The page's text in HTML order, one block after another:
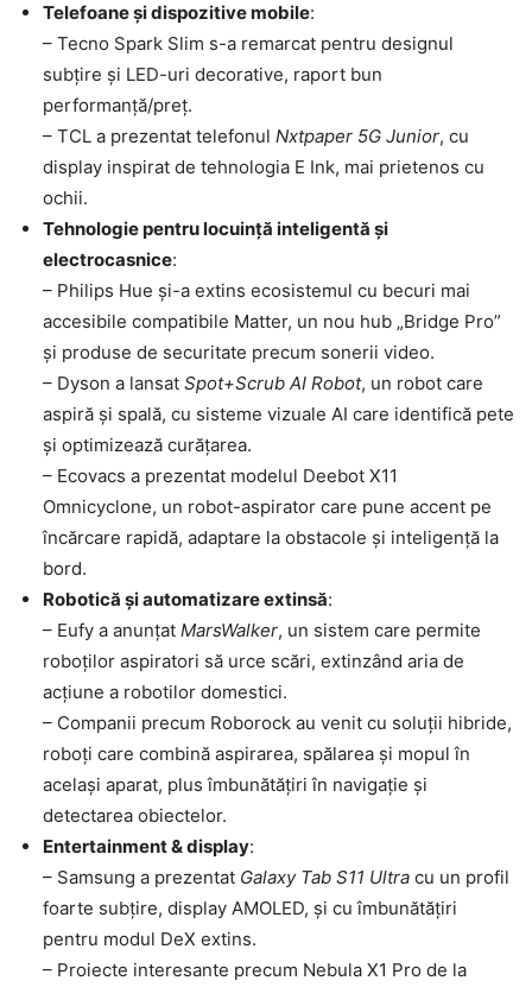
Telefoane și dispozitive mobile:
– Tecno Spark Slim s-a remarcat pentru designul
subțire și LED-uri decorative, raport bun
performanță/preț.
– TCL a prezentat telefonul Nxtpaper 5G Junior, cu
display inspirat de tehnologia E Ink, mai prietenos cu
ochii.
Tehnologie pentru locuință inteligentă și
electrocasnice:
– Philips Hue și-a extins ecosistemul cu becuri mai
accesibile compatibile Matter, un nou hub „Bridge Pro”
și produse de securitate precum sonerii video.
– Dyson a lansat Spot+Scrub AI Robot, un robot care
aspiră și spală, cu sisteme vizuale AI care identifică pete
și optimizează curățarea.
– Ecovacs a prezentat modelul Deebot X11
Omnicyclone, un robot-aspirator care pune accent pe
încărcare rapidă, adaptare la obstacole și inteligență la
bord.
Robotică și automatizare extinsă:
– Eufy a anunțat MarsWalker, un sistem care permite
roboților aspiratori să urce scări, extinzând aria de
acțiune a robotilor domestici.
– Companii precum Roborock au venit cu soluții hibride,
roboți care combină aspirarea, spălarea și mopul în
același aparat, plus îmbunătățiri în navigație și
detectarea obiectelor.
Entertainment & display:
– Samsung a prezentat Galaxy Tab S11 Ultra cu un profil
foarte subțire, display AMOLED, și cu îmbunătățiri
pentru modul DeX extins.
– Proiecte interesante precum Nebula X1 Pro de la